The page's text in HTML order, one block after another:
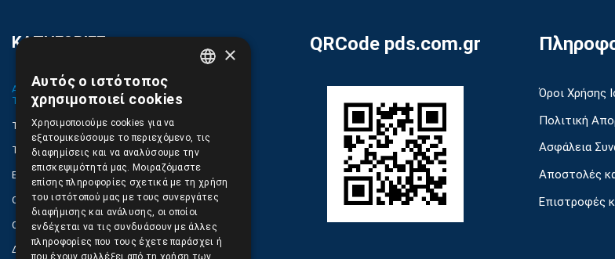
ΚΑΤΗΓΟΡΙΕΣ
ΑΝΤΑΛΛΑΚΤΙΚΑ ΚΑΙ ΑΞΕΣΟΥΑΡ ΚΙΝΗΤΩΝ
ΤΗΛΕΦΩΝΩΝ
TABLET
ΤΗΛΕΠΙΚΟΙΝΩΝΙΕΣ, ΑΣΥΡΜΑΤΑ, FCT
ΕΡΓΑΛΕΙΑ SERVICE
ΟΙΚΙΑΚΕΣ ΣΥΣΚΕΥΕΣ
COMPUTER, NOTEBOOK, PC, PDA
ΔΙΑΦΟΡΑ ΠΡΟΙΟΝΤΑ
QRCode pds.com.gr
Όροι Χρήσης
Πολιτική
Ασφάλεια
Αποστολές
Επιστροφές
×
Αυτός ο ιστότοπος
χρησιμοποιεί cookies
Χρησιμοποιούμε cookies για να
εξατομικεύσουμε το περιεχόμενο, τις
διαφημίσεις και να αναλύσουμε την
επισκεψιμότητά μας. Μοιραζόμαστε
επίσης πληροφορίες σχετικά με τη χρήση
του ιστότοπού μας με τους συνεργάτες
διαφήμισης και ανάλυσης, οι οποίοι
ενδέχεται να τις συνδυάσουν με άλλες
πληροφορίες που τους έχετε παράσχει ή
που έχουν συλλέξει από τη χρήση των